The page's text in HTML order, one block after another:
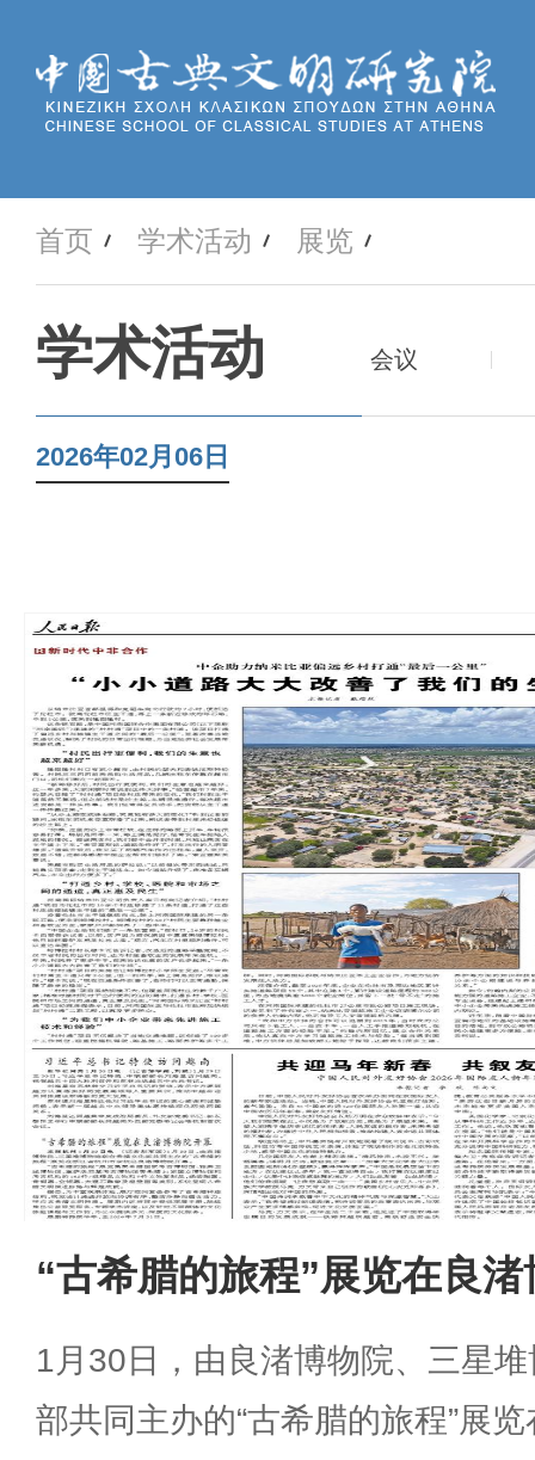
首页 学术活动 展览
学术活动 会议
2026年02月06日
“古希腊的旅程”展览在良
1月30日，由良渚博物院、三星
部共同主办的“古希腊的旅程”展